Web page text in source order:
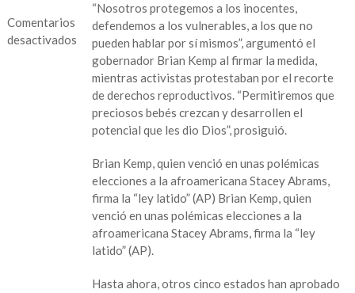
Comentarios
desactivados
“Nosotros protegemos a los inocentes,
defendemos a los vulnerables, a los que no
pueden hablar por sí mismos”, argumentó el
gobernador Brian Kemp al firmar la medida,
mientras activistas protestaban por el recorte
de derechos reproductivos. “Permitiremos que
preciosos bebés crezcan y desarrollen el
potencial que les dio Dios”, prosiguió.
Brian Kemp, quien venció en unas polémicas
elecciones a la afroamericana Stacey Abrams,
firma la “ley latido” (AP) Brian Kemp, quien
venció en unas polémicas elecciones a la
afroamericana Stacey Abrams, firma la “ley
latido” (AP).
Hasta ahora, otros cinco estados han aprobado